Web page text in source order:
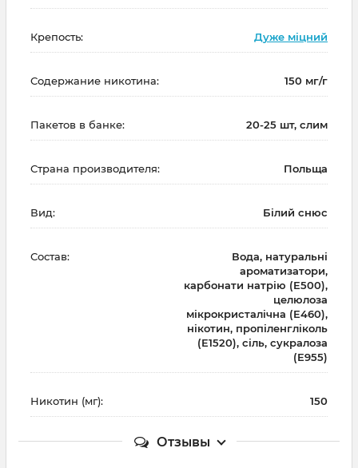
Крепость: Дуже міцний
Содержание никотина: 150 мг/г
Пакетов в банке: 20-25 шт, слим
Страна производителя: Польща
Вид: Білий снюс
Состав:
Вода, натуральні
ароматизатори,
карбонати натрію (E500),
целюлоза
мікрокристалічна (E460),
нікотин, пропіленгліколь
(E1520), сіль, сукралоза
(E955)
Никотин (мг): 150
Отзывы